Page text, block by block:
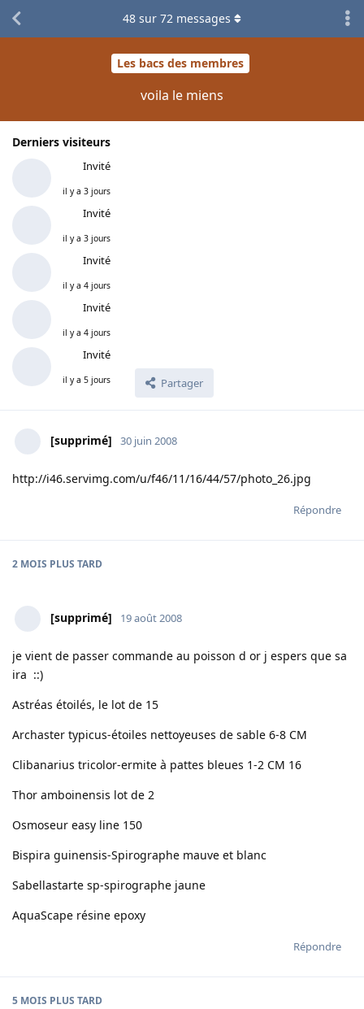
Les bacs des membres
voila le miens
Derniers visiteurs
Invité
il y a 3 jours
Invité
il y a 3 jours
Invité
il y a 4 jours
Invité
il y a 4 jours
Invité
il y a 5 jours Partager
48 sur 72 messages
[supprimé] 30 juin 2008
http://i46.servimg.com/u/f46/11/16/44/57/photo_26.jpg
Répondre
2 MOIS PLUS TARD
[supprimé] 19 août 2008
je vient de passer commande au poisson d or j espers que sa
ira ::)
Astréas étoilés, le lot de 15
Archaster typicus-étoiles nettoyeuses de sable 6-8 CM
Clibanarius tricolor-ermite à pattes bleues 1-2 CM 16
Thor amboinensis lot de 2
Osmoseur easy line 150
Bispira guinensis-Spirographe mauve et blanc
Sabellastarte sp-spirographe jaune
AquaScape résine epoxy
Répondre
5 MOIS PLUS TARD